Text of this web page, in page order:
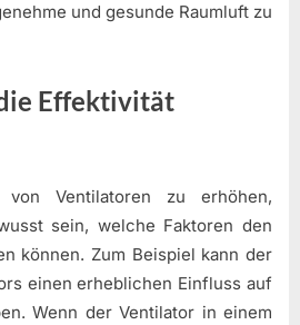
und gesunde Raumluft zu
Effektivität
Ventilatoren zu erhöhen,
sein, welche Faktoren den
können. Zum Beispiel kann der
einen erheblichen Einfluss auf
Wenn der Ventilator in einem